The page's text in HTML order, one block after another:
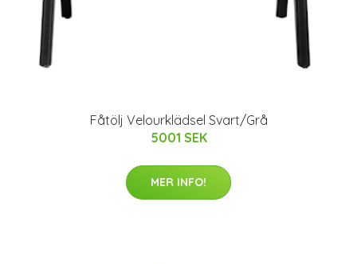
Fåtölj Velourklädsel Svart/Grå
5001 SEK
MER INFO!